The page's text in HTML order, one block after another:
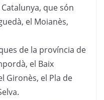
que són
el Moianès,
de la província de
el Baix
Gironès, el Pla de